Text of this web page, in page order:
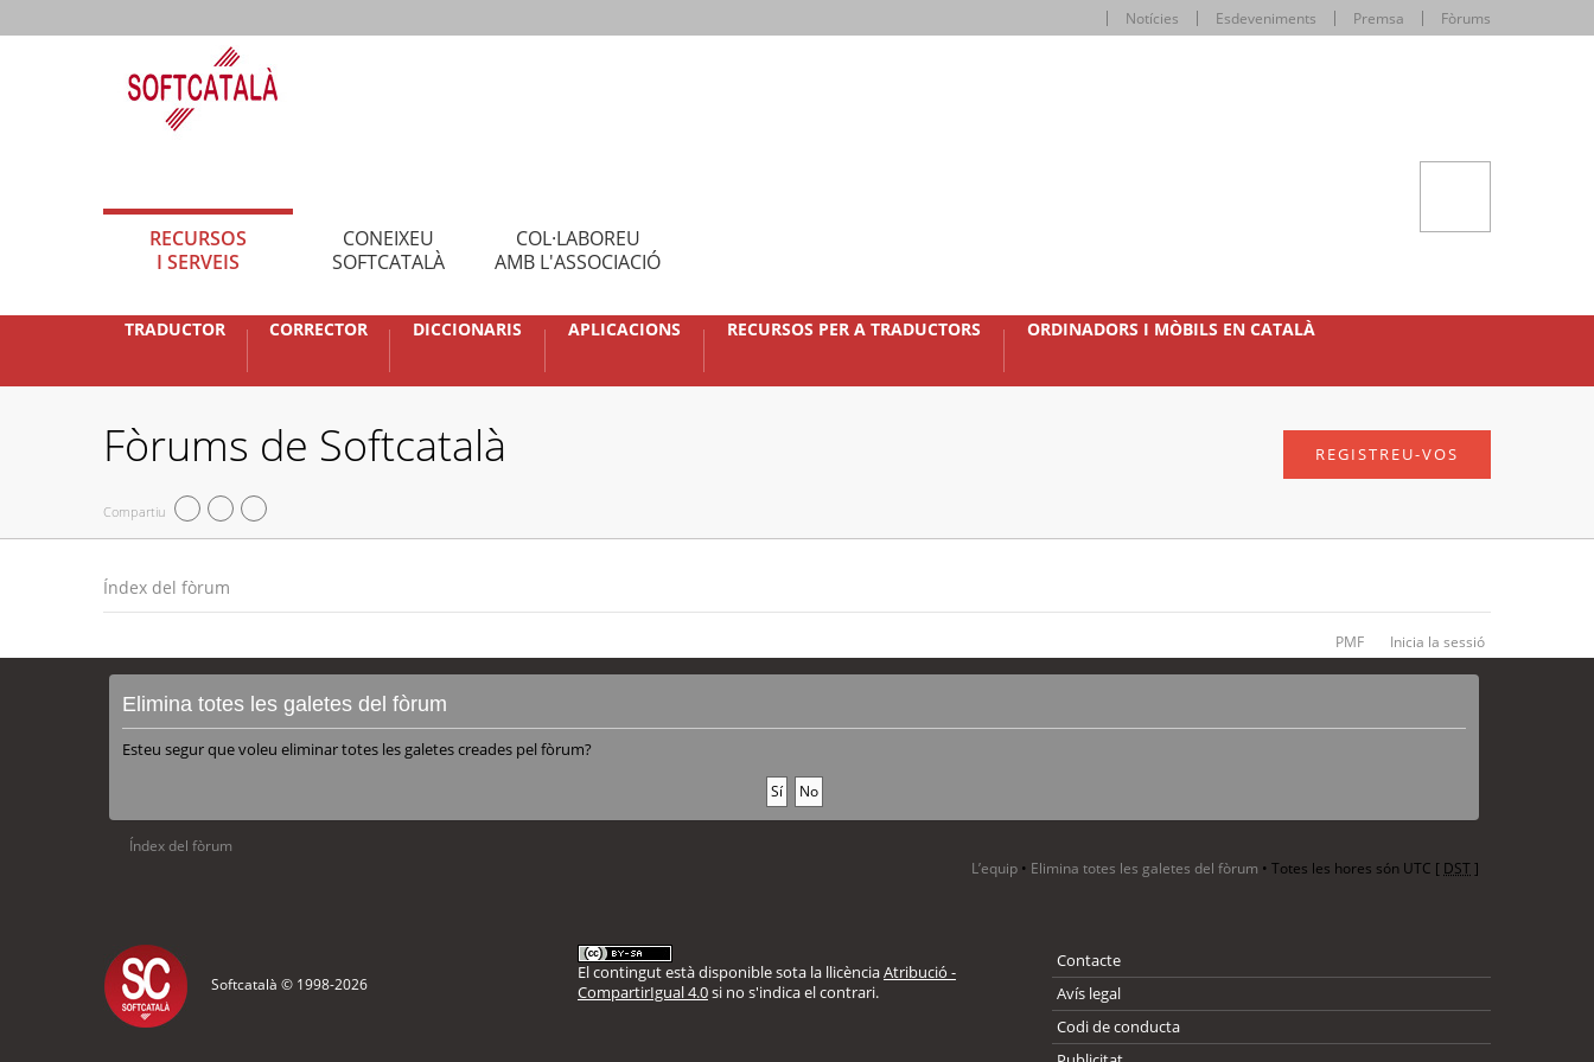
Notícies Esdeveniments Premsa Fòrums
RECURSOS
I SERVEIS
CONEIXEU
SOFTCATALÀ
COL·LABOREU
AMB L'ASSOCIACIÓ
TRADUCTOR CORRECTOR DICCIONARIS APLICACIONS RECURSOS PER A TRADUCTORS ORDINADORS I MÒBILS EN CATALÀ
Fòrums de Softcatalà
Compartiu
REGISTREU-VOS
Índex del fòrum
PMF Inicia la sessió
Elimina totes les galetes del fòrum
Esteu segur que voleu eliminar totes les galetes creades pel fòrum?
Índex del fòrum
L’equip • Elimina totes les galetes del fòrum • Totes les hores són UTC [ DST]
Softcatalà © 1998-2026
El contingut està disponible sota la llicènciaAtribució -
CompartirIgual 4.0si no s'indica el contrari.
Contacte
Avís legal
Codi de conducta